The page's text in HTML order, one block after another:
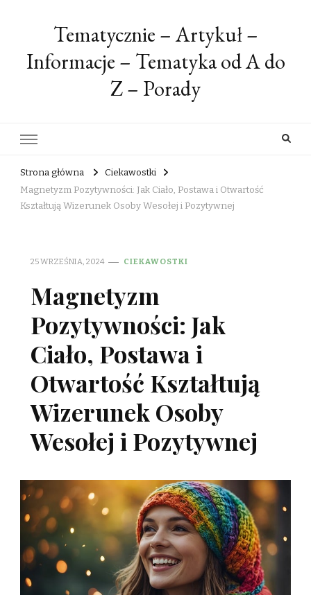
Tematycznie – Artykuł –
Informacje – Tematyka od A do
Z – Porady
Strona główna
Ciekawostki
Magnetyzm Pozytywności: Jak Ciało, Postawa i Otwartość
Kształtują Wizerunek Osoby Wesołej i Pozytywnej
25 WRZEŚNIA, 2024 CIEKAWOSTKI
Magnetyzm
Pozytywności: Jak
Ciało, Postawa i
Otwartość Kształtują
Wizerunek Osoby
Wesołej i Pozytywnej